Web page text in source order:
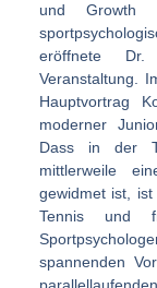
und Growth
eröffnete
Veranstaltung.
Hauptvortrag
moderner
Dass in der
mittlerweile
gewidmet ist,
Tennis und
spannenden